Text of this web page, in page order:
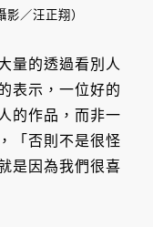
／汪正翔）
量的透過看別人
表示，一位好的
的作品，而非一
「否則不是很怪
是因為我們很喜